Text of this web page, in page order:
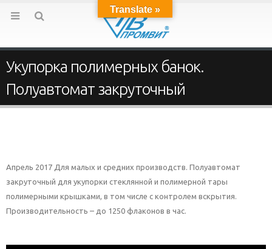
Укупорка полимерных банок.
Полуавтомат закруточный
Апрель 2017 Для малых и средних производств. Полуавтомат
закруточный для укупорки стеклянной и полимерной тары
полимерными крышками, в том числе с контролем вскрытия.
Производительность – до 1250 флаконов в час.
Translate »